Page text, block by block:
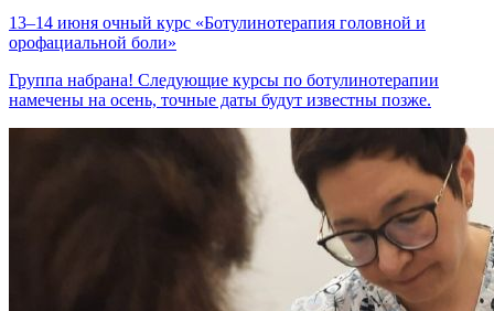
13–14 июня очный курс «Ботулинотерапия головной и
орофациальной боли»
Группа набрана! Следующие курсы по ботулинотерапии
намечены на осень, точные даты будут известны позже.